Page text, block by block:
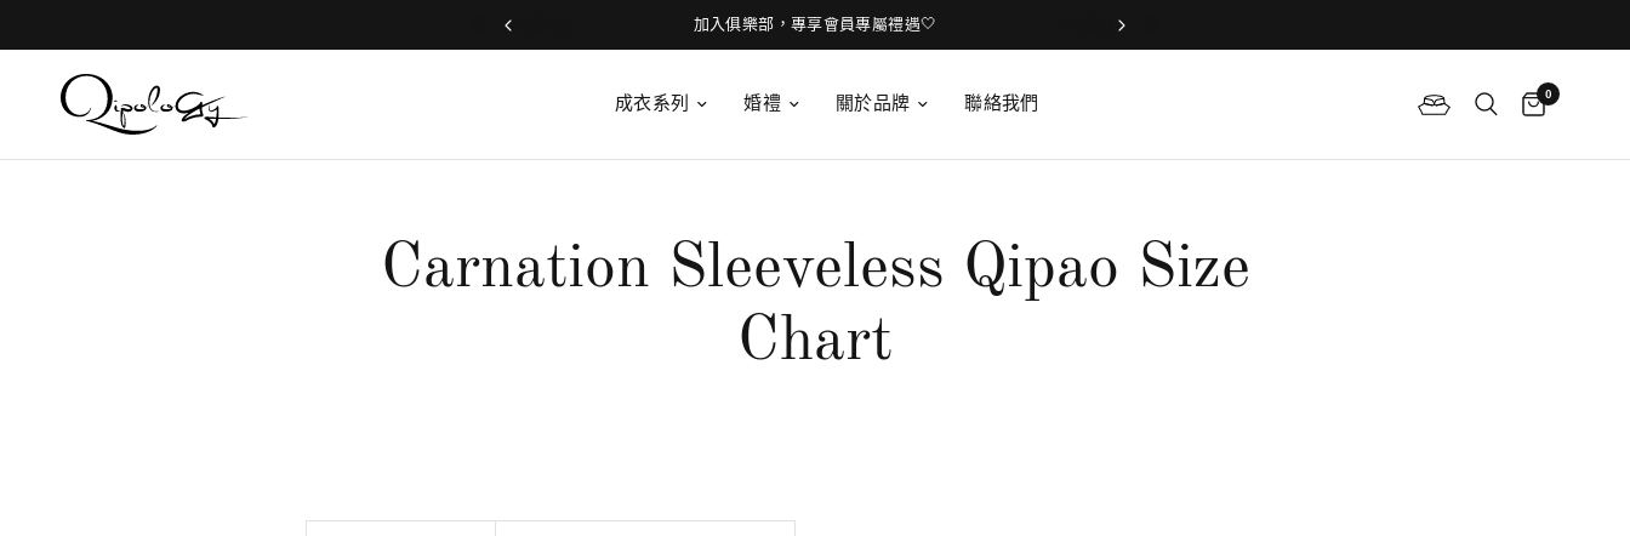
加入俱樂部，專享會員專屬禮遇🤍
成衣系列 婚禮 關於品牌 聯絡我們 0
Carnation Sleeveless Qipao Size
Chart